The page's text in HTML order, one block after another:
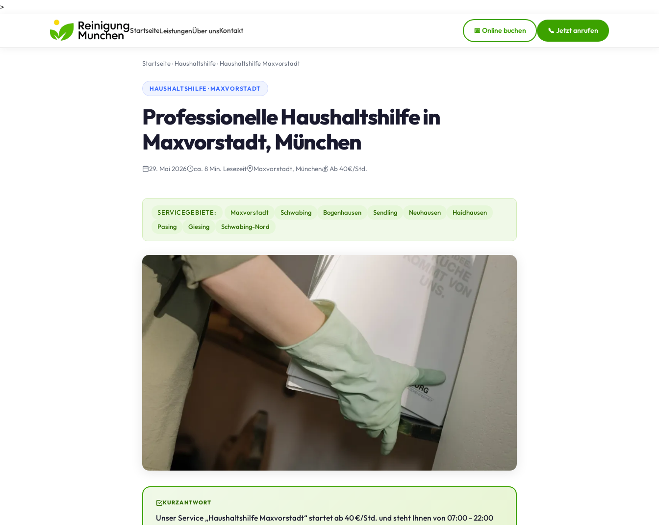
>
StartseiteLeistungenÜber unsKontakt 📅 Online buchen 📞 Jetzt anrufen
Startseite› Haushaltshilfe› Haushaltshilfe Maxvorstadt
HAUSHALTSHILFE · MAXVORSTADT
Professionelle Haushaltshilfe in
Maxvorstadt, München
29. Mai 2026 ca. 8 Min. Lesezeit Maxvorstadt, München💰 Ab 40€/Std.
SERVICEGEBIETE: Maxvorstadt Schwabing Bogenhausen Sendling Neuhausen
Haidhausen
Pasing
Giesing Schwabing-Nord
KURZANTWORT
Unser Service „Haushaltshilfe Maxvorstadt“ startet ab 40 €/Std. und steht Ihnen von 07:00 – 22:00